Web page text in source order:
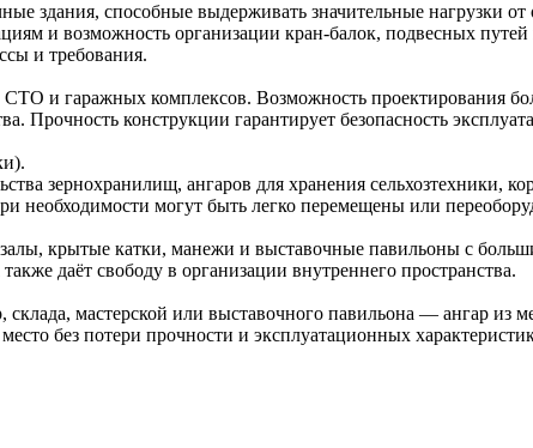
здания, способные выдерживать значительные нагрузки
и возможность организации кран-балок, подвесных
и требования.
и гаражных комплексов. Возможность проектирования
Прочность конструкции гарантирует безопасность
зернохранилищ, ангаров для хранения сельхозтехники,
необходимости могут быть легко перемещены или
крытые катки, манежи и выставочные павильоны с
даёт свободу в организации внутреннего пространства.
мастерской или выставочного павильона — ангар из
без потери прочности и эксплуатационных